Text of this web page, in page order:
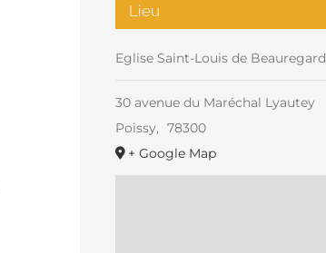
Lieu
Eglise Saint-Louis de Beauregard
30 avenue du Maréchal Lyautey
Poissy, 78300
+ Google Map